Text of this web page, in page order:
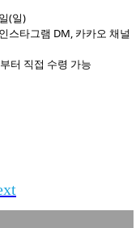
(일)
스타그램 DM, 카카오 채널
터 직접 수령 가능